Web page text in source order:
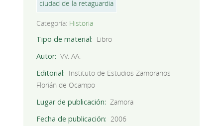
Categoría: Historia
Tipo de material
Libro
Autor
VV. AA.
Editorial
Instituto de Estudios Zamoranos
Florián de Ocampo
Lugar de publicación
Zamora
Fecha de publicación
2006